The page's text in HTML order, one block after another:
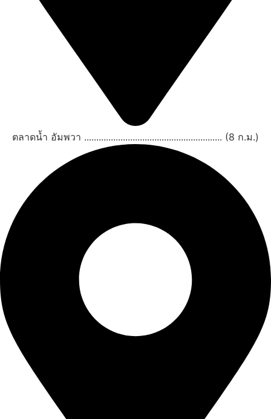
ตลาดน้ำ อัมพวา ......................................................... (8 ก.ม.)